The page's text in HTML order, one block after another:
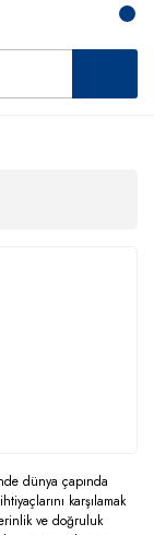
dünya çapında
karşılamak
ve doğruluk